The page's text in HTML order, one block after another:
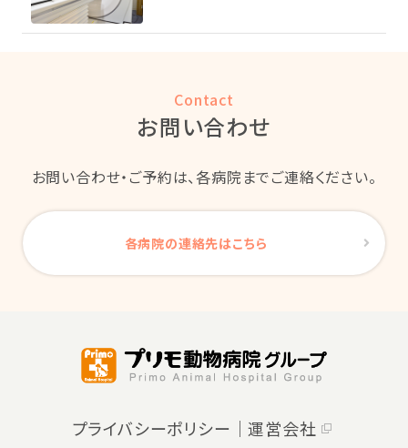
Contact
お問い合わせ
お問い合わせ・ご予約は、各病院までご連絡ください。
各病院の連絡先はこちら
プライバシーポリシー｜運営会社